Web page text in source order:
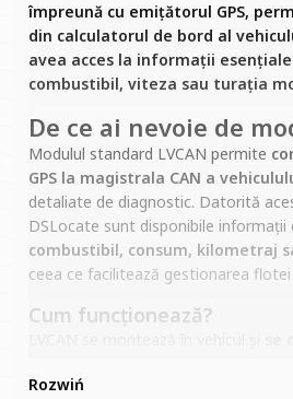
împreună cu emițătorul GPS,
din calculatorul de bord al
avea acces la informații
combustibil, viteza sau turația
De ce ai nevoie de
Modulul standard LVCAN permite
GPS la magistrala CAN a
detaliate de diagnostic. Datorită
DSLocate sunt disponibile informații
combustibil, consum, kilometraj
ceea ce facilitează gestionarea
Cum funcționează?
Dispozitivul transmite datele către